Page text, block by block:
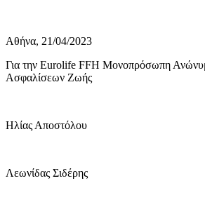
Αθήνα, 21/04/2023
Για την Eurolife FFH Μονοπρόσωπη
Ασφαλίσεων Ζωής
Ηλίας Αποστόλου
Λεωνίδας Σιδέρης